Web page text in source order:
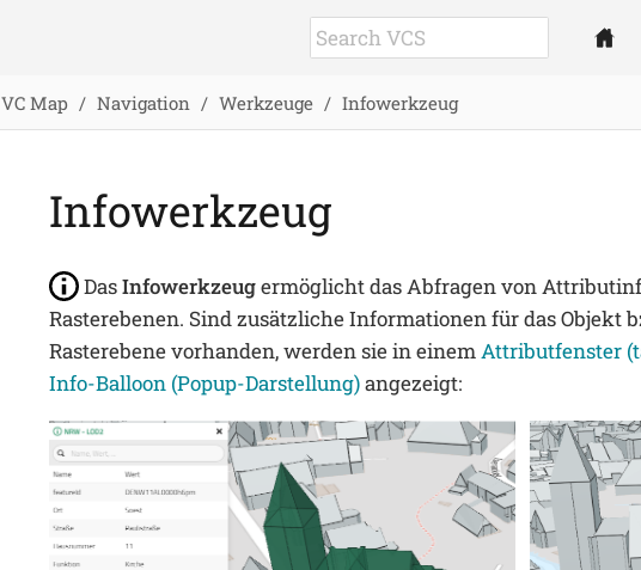
VC Map Navigation Werkzeuge Infowerkzeug
Infowerkzeug
DasInfowerkzeugermöglicht das Abfragen von
Rasterebenen. Sind zusätzliche Informationen für das Objekt
Rasterebene vorhanden, werden sie in einemAttributfenster
Info-Balloon (Popup-Darstellung)angezeigt: